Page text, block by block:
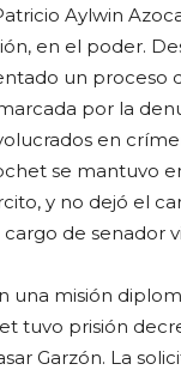
Aylwin
en el poder.
un proceso
por la
en
se mantuvo
y no dejó el
de senador
una misión
tuvo prisión
Garzón. La